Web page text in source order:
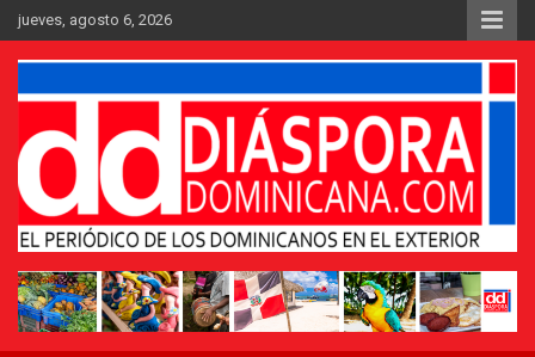
Saltar
al
contenido
jueves, agosto 6, 2026
Periódico Diáspora Dominicana